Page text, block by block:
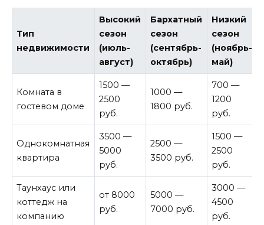
Тип
недвижимости
Высокий
сезон
(июль-
август)
Бархатный
сезон
(сентябрь-
октябрь)
Низкий
сезон
(ноябрь-
май)
Комната в
гостевом доме
1500 —
2500
руб.
1000 —
1800 руб.
700 —
1200
руб.
Однокомнатная
квартира
3500 —
5000
руб.
2500 —
3500 руб.
1500 —
2500
руб.
Таунхаус или
коттедж на
компанию
от 8000
руб.
5000 —
7000 руб.
3000 —
4500
руб.